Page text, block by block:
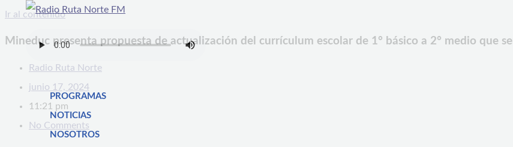
Ir al contenido
PROGRAMAS
NOTICIAS
NOSOTROS
Mineduc presenta propuesta de actualización del currículum escolar de 1° básico a 2° medio que
Radio Ruta Norte
junio 17, 2024
11:21 pm
No Comments